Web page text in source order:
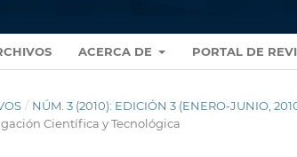
ACERCA DE PORTAL DE
/ NÚM. 3 (2010): EDICIÓN 3 (ENERO-JUNIO,
Científica y Tecnológica